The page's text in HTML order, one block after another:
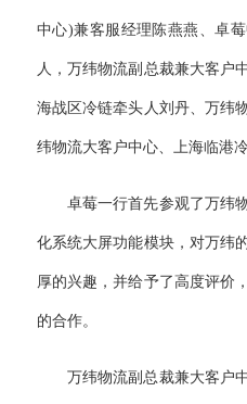
中心)兼客服经理陈燕燕、卓
人，万纬物流副总裁兼大客户
海战区冷链牵头人刘丹、万纬
纬物流大客户中心、上海临港
卓莓一行首先参观了万纬
化系统大屏功能模块，对万纬
厚的兴趣，并给予了高度评价
的合作。
万纬物流副总裁兼大客户